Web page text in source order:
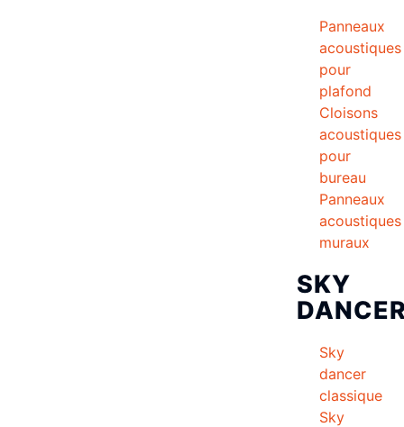
Panneaux
acoustiques
pour
plafond
Cloisons
acoustiques
pour
bureau
Panneaux
acoustiques
muraux
SKY
Sky
dancer
classique
Sky